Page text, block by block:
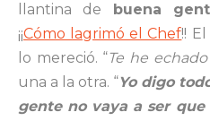
llantina de buena
¡¡Cómo lagrimó el Chef!!
lo mereció. “Te he
una a la otra. “Yo digo
gente no vaya a ser que